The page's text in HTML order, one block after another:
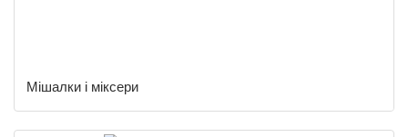
Мішалки і міксери